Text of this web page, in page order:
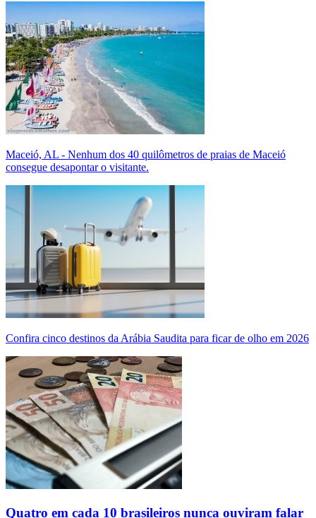
Maceió, AL - Nenhum dos 40 quilômetros de praias de Maceió
consegue desapontar o visitante.
Confira cinco destinos da Arábia Saudita para ficar de olho em 2026
Quatro em cada 10 brasileiros nunca ouviram falar